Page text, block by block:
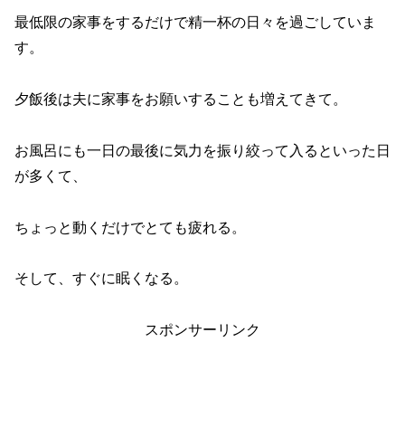
最低限の家事をするだけで精一杯の日々を過ごしていま
す。
夕飯後は夫に家事をお願いすることも増えてきて。
お風呂にも一日の最後に気力を振り絞って入るといった日
が多くて、
ちょっと動くだけでとても疲れる。
そして、すぐに眠くなる。
スポンサーリンク